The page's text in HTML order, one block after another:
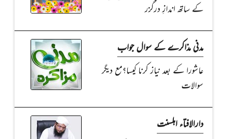
کے ساتھ اندازِ درگزر
مدنی مذاکرے کے سوال جواب
عاشورا کے بعد نیاز کرنا کیسا؟مع دیگر
سوالات
دارالافتاء اہلسنت